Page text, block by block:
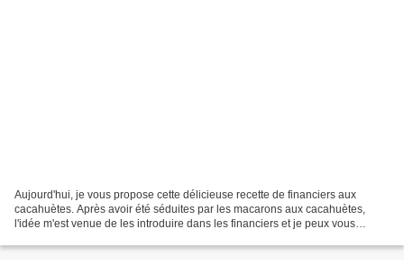
Aujourd'hui, je vous propose cette délicieuse recette de financiers aux
cacahuètes. Après avoir été séduites par les macarons aux cacahuètes,
l'idée m'est venue de les introduire dans les financiers et je peux vous